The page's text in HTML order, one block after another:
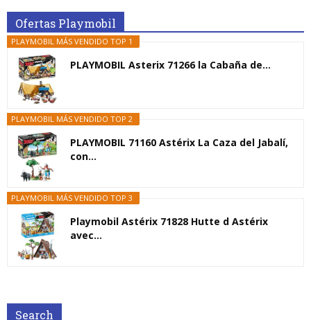
Ofertas Playmobil
PLAYMOBIL MÁS VENDIDO TOP 1
PLAYMOBIL Asterix 71266 la Cabaña de...
PLAYMOBIL MÁS VENDIDO TOP 2
PLAYMOBIL 71160 Astérix La Caza del Jabalí,
con...
PLAYMOBIL MÁS VENDIDO TOP 3
Playmobil Astérix 71828 Hutte d Astérix
avec...
Search